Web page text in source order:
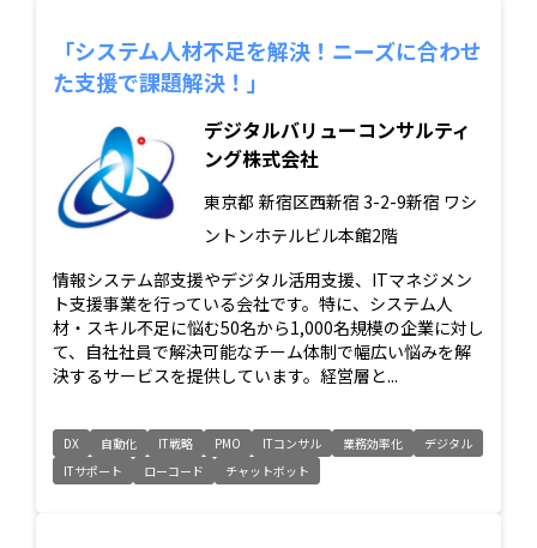
「システム人材不足を解決！ニーズに合わせ
た支援で課題解決！」
デジタルバリューコンサルティ
ング株式会社
東京都 新宿区西新宿 3-2-9新宿 ワシ
ントンホテルビル本館2階
情報システム部支援やデジタル活用支援、ITマネジメン
ト支援事業を行っている会社です。特に、システム人
材・スキル不足に悩む50名から1,000名規模の企業に対し
て、自社社員で解決可能なチーム体制で幅広い悩みを解
決するサービスを提供しています。経営層と...
DX 自動化 IT戦略 PMO ITコンサル 業務効率化
デジタル
ITサポート
ローコード チャットボット